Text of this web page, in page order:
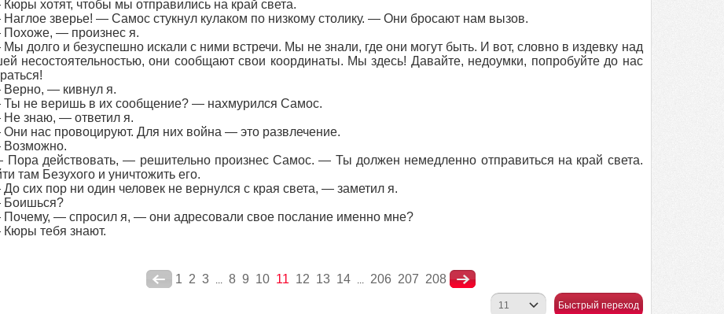
хотят, чтобы мы отправились на край света.
зверье! — Самос стукнул кулаком по низкому столику. — Они бросают нам вызов.
— произнес я.
долго и безуспешно искали с ними встречи. Мы не знали, где они могут быть. И вот, словно в издевку над
несостоятельностью, они сообщают свои координаты. Мы здесь! Давайте, недоумки, попробуйте до нас
— кивнул я.
не веришь в их сообщение? — нахмурился Самос.
знаю, — ответил я.
нас провоцируют. Для них война — это развлечение.
действовать, — решительно произнес Самос. — Ты должен немедленно отправиться на край света.
там Безухого и уничтожить его.
сих пор ни один человек не вернулся с края света, — заметил я.
— спросил я, — они адресовали свое послание именно мне?
тебя знают.
1 2 3 ... 8 9 10 11 12 13 14 ... 206 207 208
Быстрый переход